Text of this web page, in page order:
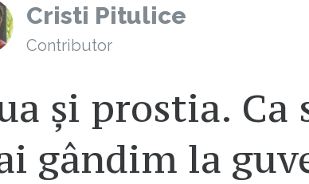
Cristi Pitulice
Contributor
și prostia. Ca
gândim la